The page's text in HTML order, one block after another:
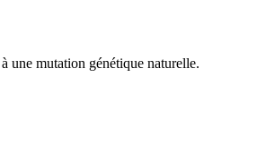
une mutation génétique naturelle.